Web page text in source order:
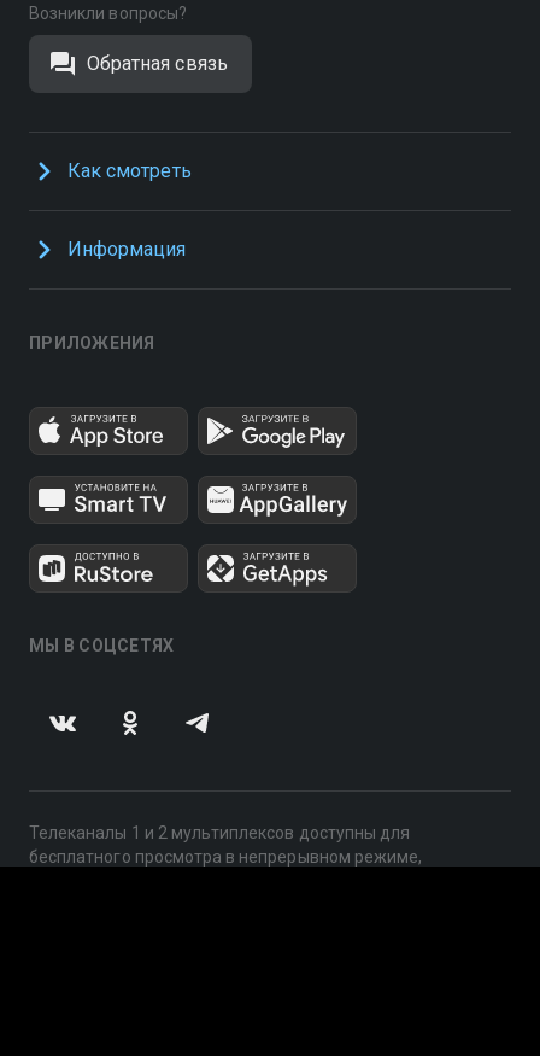
Возникли вопросы?
Обратная связь
Как смотреть
Информация
ПРИЛОЖЕНИЯ
МЫ В СОЦСЕТЯХ
Телеканалы 1 и 2 мультиплексов доступны для
бесплатного просмотра в непрерывном режиме,